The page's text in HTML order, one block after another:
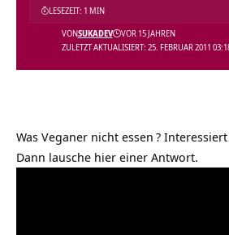
ZULETZT AKTUALISIERT: 25. FEBRUAR 2011
VONSUKADEV VOR 15 JAHREN
LESEZEIT: 1 MIN
Was Veganer nicht essen ?
Dann lausche hier einer Antwort.